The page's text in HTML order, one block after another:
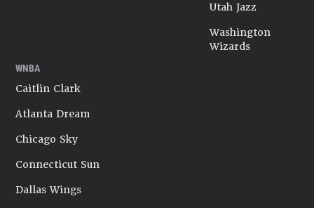
Utah Jazz
Washington
Wizards
WNBA
Caitlin Clark
Atlanta Dream
Chicago Sky
Connecticut Sun
Dallas Wings